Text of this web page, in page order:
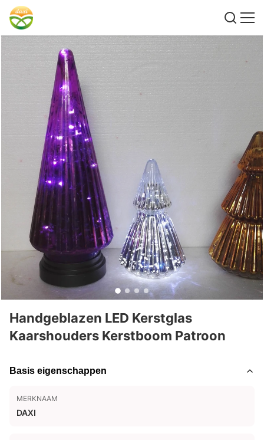
Handgeblazen LED Kerstglas
Kaarshouders Kerstboom Patroon
Basis eigenschappen
MERKNAAM
DAXI